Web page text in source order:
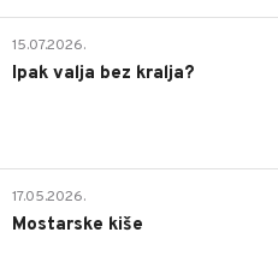
15.07.2026.
Ipak valja bez kralja?
17.05.2026.
Mostarske kiše